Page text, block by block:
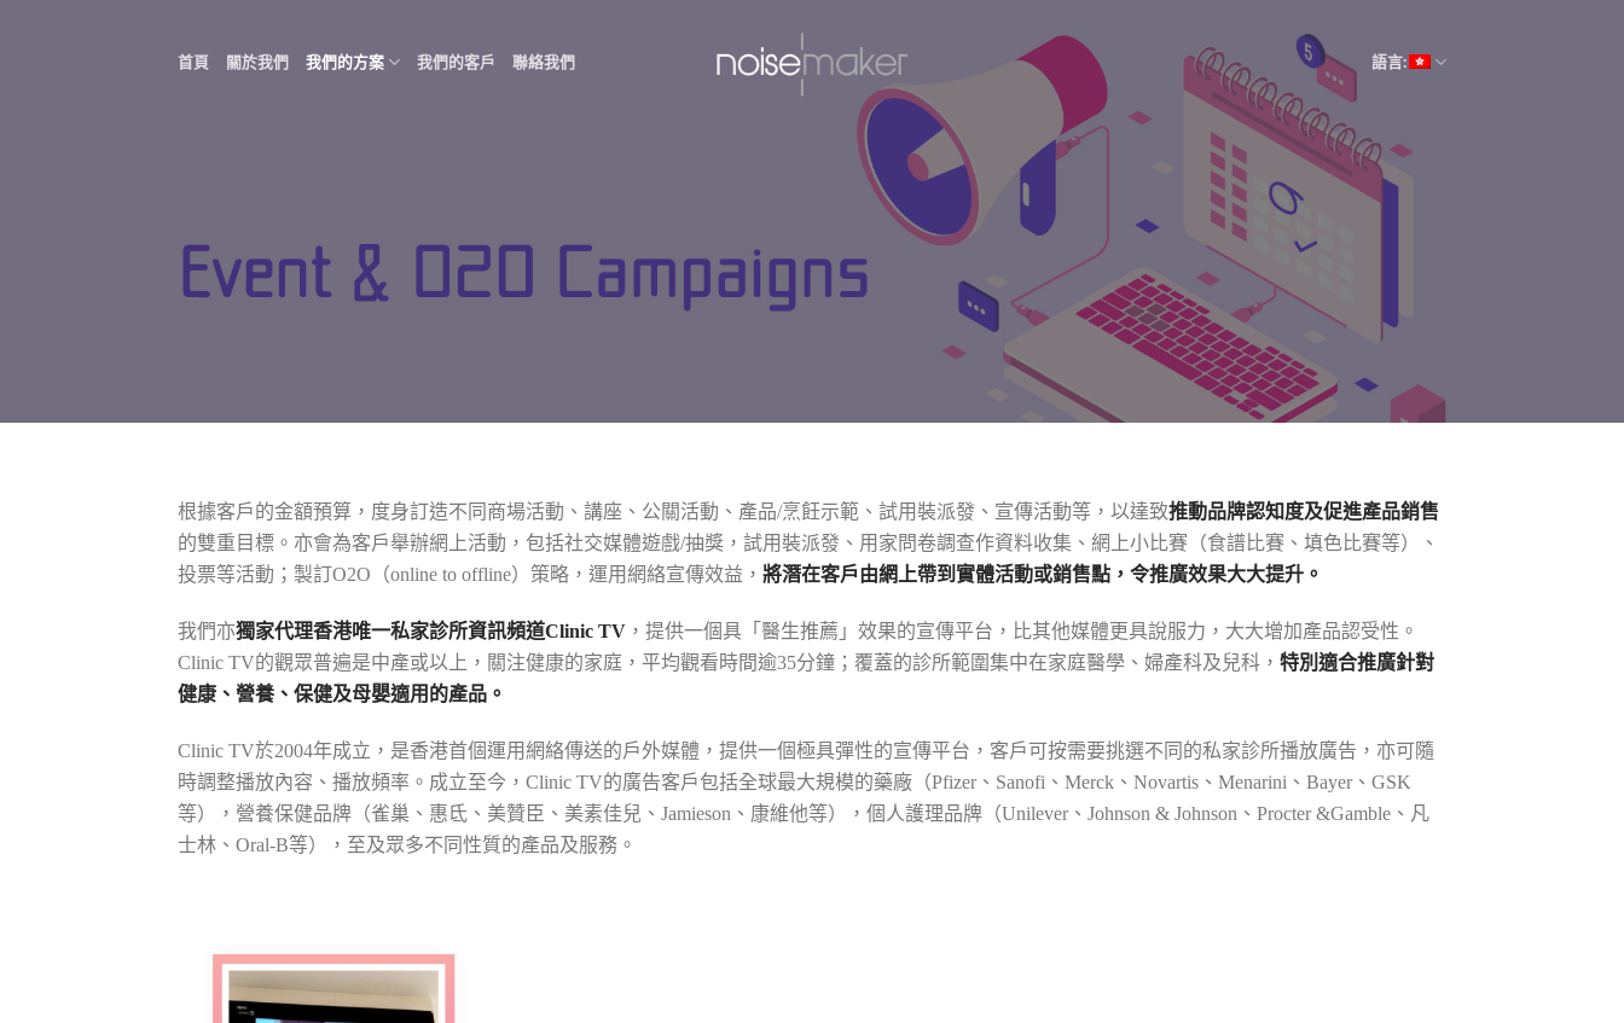
首頁 關於我們 我們的方案 我們的客戶 聯絡我們 語言:
根據客戶的金額預算，度身訂造不同商場活動、講座、公關活動、產品/烹飪示範、試用裝派發、宣傳活動等，以達致推動品牌認知度及促進產品銷售
的雙重目標。亦會為客戶舉辦網上活動，包括社交媒體遊戲/抽獎，試用裝派發、用家問卷調查作資料收集、網上小比賽（食譜比賽、填色比賽等）、
投票等活動；製訂O2O（online to offline）策略，運用網絡宣傳效益， 將潛在客戶由網上帶到實體活動或銷售點，令推廣效果大大提升。
我們亦獨家代理香港唯一私家診所資訊頻道Clinic TV ，提供一個具「醫生推薦」效果的宣傳平台，比其他媒體更具說服力，大大增加產品認受性。
Clinic TV的觀眾普遍是中產或以上，關注健康的家庭，平均觀看時間逾35分鐘；覆蓋的診所範圍集中在家庭醫學、婦產科及兒科， 特別適合推廣針對
健康、營養、保健及母嬰適用的產品。
Clinic TV於2004年成立，是香港首個運用網絡傳送的戶外媒體，提供一個極具彈性的宣傳平台，客戶可按需要挑選不同的私家診所播放廣告，亦可隨
時調整播放內容、播放頻率。成立至今，Clinic TV的廣告客戶包括全球最大規模的藥廠（Pfizer、Sanofi、Merck、Novartis、Menarini、Bayer、GSK
等），營養保健品牌（雀巢、惠氐、美贊臣、美素佳兒、Jamieson、康維他等），個人護理品牌（Unilever、Johnson & Johnson、Procter &Gamble、凡
士林、Oral-B等），至及眾多不同性質的產品及服務。